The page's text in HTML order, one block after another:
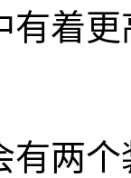
有着
有两